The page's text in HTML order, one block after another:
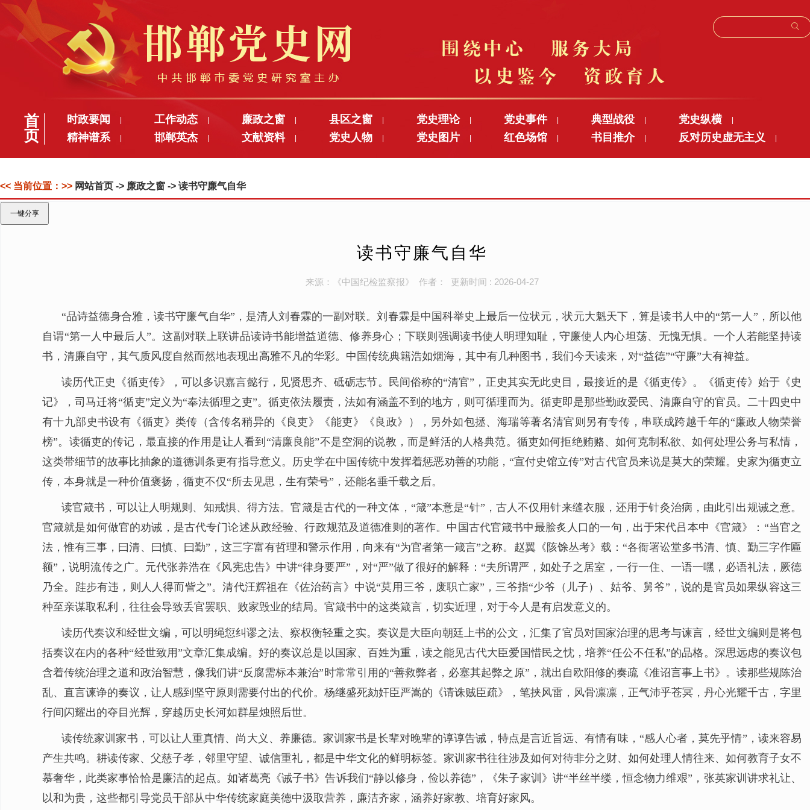
首
页
时政要闻 工作动态 廉政之窗 县区之窗 党史理论 党史事件 典型战役 党史纵横
精神谱系 邯郸英杰 文献资料 党史人物 党史图片 红色场馆 书目推介 反对历史虚无主义
<< 当前位置：>> 网站首页 -> 廉政之窗 -> 读书守廉气自华
一键分享
读书守廉气自华
来源：《中国纪检监察报》 作者： 更新时间 : 2026-04-27
“品诗益德身合雅，读书守廉气自华”，是清人刘春霖的一副对联。刘春霖是中国科举史上最后一位状元，状元大魁天下，算是读书人中的“第一人”，所以他
自谓“第一人中最后人”。这副对联上联讲品读诗书能增益道德、修养身心；下联则强调读书使人明理知耻，守廉使人内心坦荡、无愧无惧。一个人若能坚持读
书，清廉自守，其气质风度自然而然地表现出高雅不凡的华彩。中国传统典籍浩如烟海，其中有几种图书，我们今天读来，对“益德”“守廉”大有裨益。
读历代正史《循吏传》，可以多识嘉言懿行，见贤思齐、砥砺志节。民间俗称的“清官”，正史其实无此史目，最接近的是《循吏传》。《循吏传》始于《史
记》，司马迁将“循吏”定义为“奉法循理之吏”。循吏依法履责，法如有涵盖不到的地方，则可循理而为。循吏即是那些勤政爱民、清廉自守的官员。二十四史中
有十九部史书设有《循吏》类传（含传名稍异的《良吏》《能吏》《良政》），另外如包拯、海瑞等著名清官则另有专传，串联成跨越千年的“廉政人物荣誉
榜”。读循吏的传记，最直接的作用是让人看到“清廉良能”不是空洞的说教，而是鲜活的人格典范。循吏如何拒绝贿赂、如何克制私欲、如何处理公务与私情，
这类带细节的故事比抽象的道德训条更有指导意义。历史学在中国传统中发挥着惩恶劝善的功能，“宣付史馆立传”对古代官员来说是莫大的荣耀。史家为循吏立
传，本身就是一种价值褒扬，循吏不仅“所去见思，生有荣号”，还能名垂千载之后。
读官箴书，可以让人明规则、知戒惧、得方法。官箴是古代的一种文体，“箴”本意是“针”，古人不仅用针来缝衣服，还用于针灸治病，由此引出规诫之意。
官箴就是如何做官的劝诫，是古代专门论述从政经验、行政规范及道德准则的著作。中国古代官箴书中最脍炙人口的一句，出于宋代吕本中《官箴》：“当官之
法，惟有三事，曰清、曰慎、曰勤”，这三字富有哲理和警示作用，向来有“为官者第一箴言”之称。赵翼《陔馀丛考》载：“各衙署讼堂多书清、慎、勤三字作匾
额”，说明流传之广。元代张养浩在《风宪忠告》中讲“律身要严”，对“严”做了很好的解释：“夫所谓严，如处子之居室，一行一住、一语一嘿，必语礼法，厥德
乃全。跬步有违，则人人得而訾之”。清代汪辉祖在《佐治药言》中说“莫用三爷，废职亡家”，三爷指“少爷（儿子）、姑爷、舅爷”，说的是官员如果纵容这三
种至亲谋取私利，往往会导致丢官罢职、败家毁业的结局。官箴书中的这类箴言，切实近理，对于今人是有启发意义的。
读历代奏议和经世文编，可以明绳愆纠谬之法、察权衡轻重之实。奏议是大臣向朝廷上书的公文，汇集了官员对国家治理的思考与谏言，经世文编则是将包
括奏议在内的各种“经世致用”文章汇集成编。好的奏议总是以国家、百姓为重，读之能见古代大臣爱国惜民之忱，培养“任公不任私”的品格。深思远虑的奏议包
含着传统治理之道和政治智慧，像我们讲“反腐需标本兼治”时常常引用的“善救弊者，必塞其起弊之原”，就出自欧阳修的奏疏《准诏言事上书》。读那些规陈治
乱、直言谏诤的奏议，让人感到坚守原则需要付出的代价。杨继盛死劾奸臣严嵩的《请诛贼臣疏》，笔挟风雷，风骨凛凛，正气沛乎苍冥，丹心光耀千古，字里
行间闪耀出的夺目光辉，穿越历史长河如群星烛照后世。
读传统家训家书，可以让人重真情、尚大义、养廉德。家训家书是长辈对晚辈的谆谆告诫，特点是言近旨远、有情有味，“感人心者，莫先乎情”，读来容易
产生共鸣。耕读传家、父慈子孝，邻里守望、诚信重礼，都是中华文化的鲜明标签。家训家书往往涉及如何对待非分之财、如何处理人情往来、如何教育子女不
慕奢华，此类家事恰恰是廉洁的起点。如诸葛亮《诫子书》告诉我们“静以修身，俭以养德”，《朱子家训》讲“半丝半缕，恒念物力维艰”，张英家训讲求礼让、
以和为贵，这些都引导党员干部从中华传统家庭美德中汲取营养，廉洁齐家，涵养好家教、培育好家风。